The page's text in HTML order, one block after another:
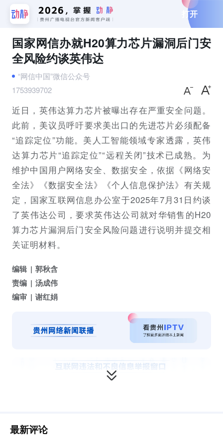
打开
国家网信办就H20算力芯片漏洞后门安
全风险约谈英伟达
“网信中国”微信公众号
1753939702
近日，英伟达算力芯片被曝出存在严重安全问题。
此前，美议员呼吁要求美出口的先进芯片必须配备
“追踪定位”功能。美人工智能领域专家透露，英伟
达算力芯片“追踪定位”“远程关闭”技术已成熟。为
维护中国用户网络安全、数据安全，依据《网络安
全法》《数据安全法》《个人信息保护法》有关规
定，国家互联网信息办公室于2025年7月31日约谈
了英伟达公司，要求英伟达公司就对华销售的H20
算力芯片漏洞后门安全风险问题进行说明并提交相
关证明材料。
编辑
郭秋含
责编
汤成伟
编审
谢红娟
最新评论